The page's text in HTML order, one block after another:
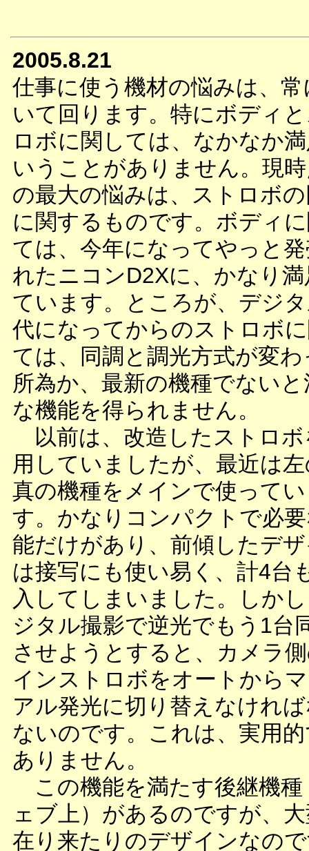
2005.8.21
仕事に使う機材の悩みは、常
いて回ります。特にボディ
ロボに関しては、なかなか
いうことがありません。現
の最大の悩みは、ストロボ
に関するものです。ボディ
ては、今年になってやっと
れたニコンD2Xに、かなり
ています。ところが、デジ
代になってからのストロボ
ては、同調と調光方式が変わ
所為か、最新の機種でないと
な機能を得られません。
以前は、改造したストロボ
用していましたが、最近は
真の機種をメインで使って
す。かなりコンパクトで必
能だけがあり、前傾したデ
は接写にも使い易く、計4台
入してしまいました。しか
ジタル撮影で逆光でもう1台
させようとすると、カメラ
インストロボをオートから
アル発光に切り替えなけれ
ないのです。これは、実用
ありません。
この機能を満たす後継機種
ェブ上）があるのですが、
在り来たりのデザインなの